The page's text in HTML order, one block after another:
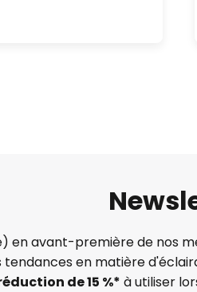
en avant-première de nos
tendances en matière
de 15 %* à utiliser